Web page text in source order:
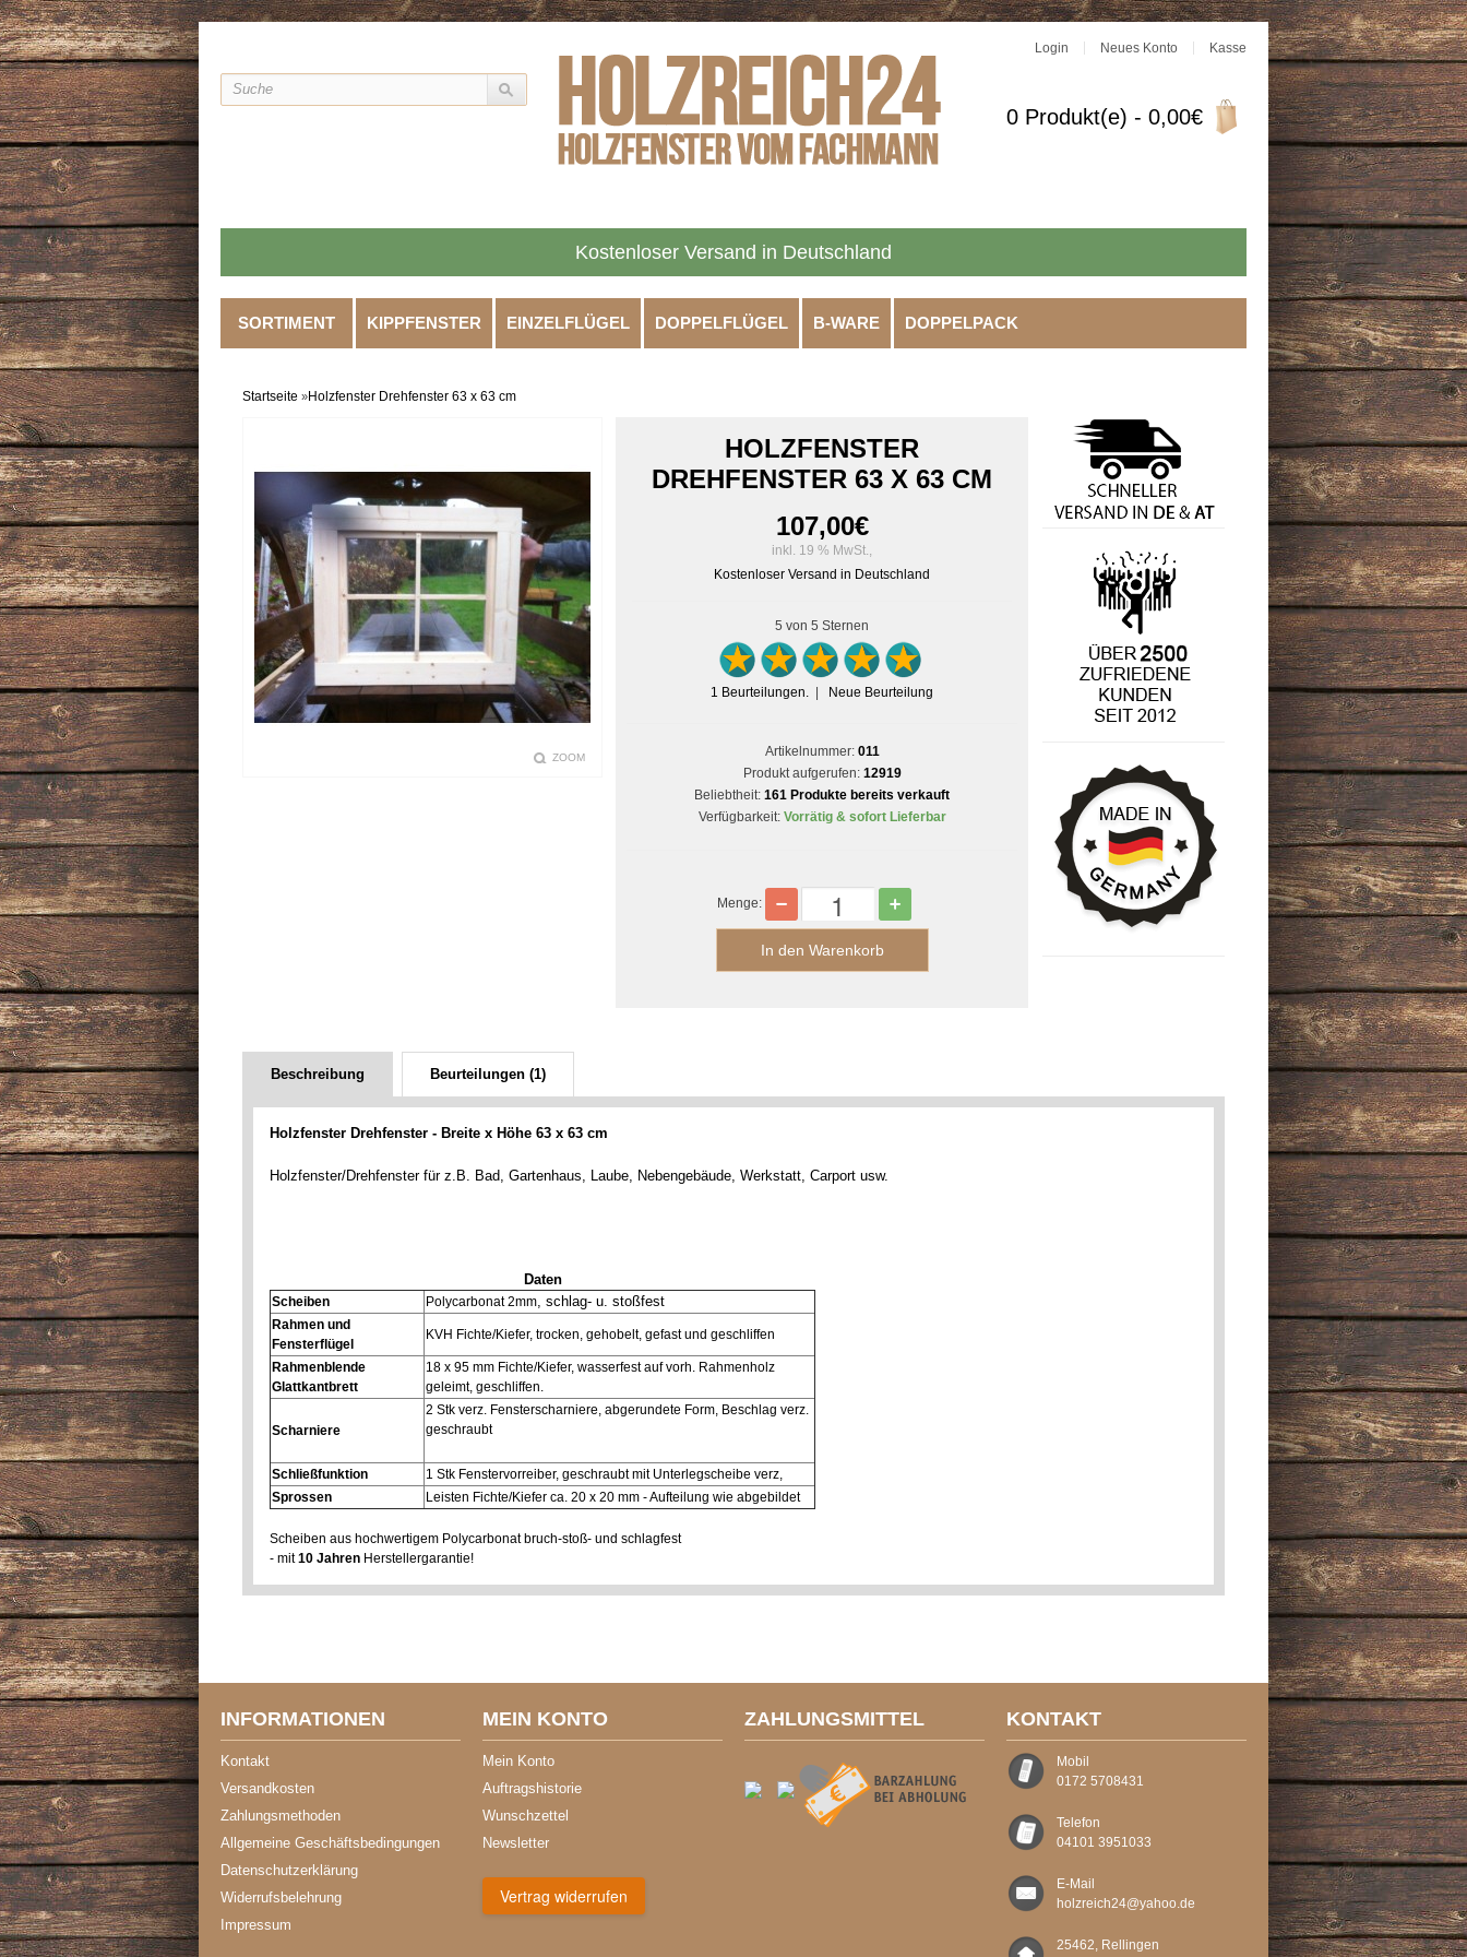
Login Neues Konto Kasse
0 Produkt(e) - 0,00€
Kostenloser Versand in Deutschland
SORTIMENT KIPPFENSTER EINZELFLÜGEL DOPPELFLÜGEL B-WARE DOPPELPACK
Startseite »Holzfenster Drehfenster 63 x 63 cm
ZOOM
HOLZFENSTER
DREHFENSTER 63 X 63 CM
107,00€
inkl. 19 % MwSt.,
Kostenloser Versand in Deutschland
5 von 5 Sternen
1 Beurteilungen. Neue Beurteilung
Artikelnummer:011
Produkt aufgerufen:12919
Beliebtheit: 161 Produkte bereits verkauft
Verfügbarkeit: Vorrätig & sofort Lieferbar
Menge:
Beschreibung Beurteilungen (1)
Holzfenster Drehfenster - Breite x Höhe 63 x 63 cm
Holzfenster/Drehfenster für z.B. Bad, Gartenhaus, Laube, Nebengebäude, Werkstatt, Carport usw.
Daten
Scheiben Polycarbonat 2mm, schlag- u. stoßfest
Rahmen und
Fensterflügel
KVH Fichte/Kiefer, trocken, gehobelt, gefast und geschliffen
Rahmenblende
Glattkantbrett
18 x 95 mm Fichte/Kiefer, wasserfest auf vorh. Rahmenholz
geleimt, geschliffen.
Scharniere
2 Stk verz. Fensterscharniere, abgerundete Form, Beschlag verz.
geschraubt
Schließfunktion
1 Stk Fenstervorreiber, geschraubt mit Unterlegscheibe verz,
Sprossen
Leisten Fichte/Kiefer ca. 20 x 20 mm - Aufteilung wie abgebildet
Scheiben aus hochwertigem Polycarbonat bruch-stoß- und schlagfest
- mit10 Jahren Herstellergarantie!
INFORMATIONEN
Kontakt
Versandkosten
Zahlungsmethoden
Allgemeine Geschäftsbedingungen
Datenschutzerklärung
Widerrufsbelehrung
Impressum
MEIN KONTO
Mein Konto
Auftragshistorie
Wunschzettel
Newsletter
Vertrag widerrufen
ZAHLUNGSMITTEL KONTAKT
Mobil
0172 5708431
Telefon
04101 3951033
E-Mail
holzreich24@yahoo.de
25462, Rellingen